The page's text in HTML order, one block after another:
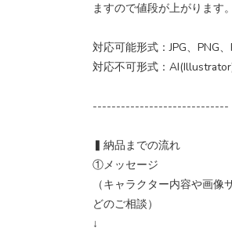
ますので値段が上がります。
対応可能形式：JPG、PNG
対応不可形式：
-----------------------------
▍納品までの流れ
①メッセージ
（キャラクター内容や画像
どのご相談）
↓